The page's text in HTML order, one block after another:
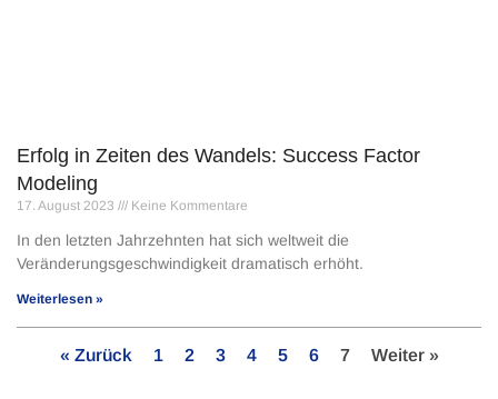
Erfolg in Zeiten des Wandels: Success Factor
Modeling
17. August 2023 Keine Kommentare
In den letzten Jahrzehnten hat sich weltweit die
Veränderungsgeschwindigkeit dramatisch erhöht.
Weiterlesen »
« Zurück 1 2 3 4 5 6 7 Weiter »